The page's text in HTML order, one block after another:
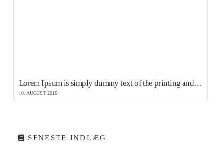
Lorem Ipsum is simply dummy text of the printing and typesetting
10. AUGUST 2016
SENESTE INDLÆG